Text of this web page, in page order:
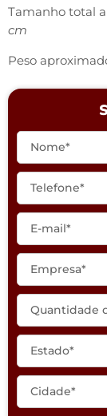
Tamanho total
cm
Peso